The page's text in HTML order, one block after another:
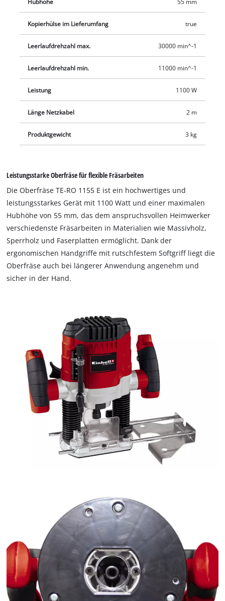
gehören ebenso ein Parallelanschlag, eine Zirkelspitze, eine
Kopierhülse und das passende Werkzeug für den
Fräserwechsel.
Hubhöhe 55 mm
Kopierhülse im Lieferumfang true
Leerlaufdrehzahl max. 30000 min^-1
Leerlaufdrehzahl min. 11000 min^-1
Leistung 1100 W
Länge Netzkabel 2 m
Produktgewicht 3 kg
Leistungsstarke Oberfräse für flexible Fräsarbeiten
Die Oberfräse TE-RO 1155 E ist ein hochwertiges und
leistungsstarkes Gerät mit 1100 Watt und einer maximalen
Hubhöhe von 55 mm, das dem anspruchsvollen Heimwerker
verschiedenste Fräsarbeiten in Materialien wie Massivholz,
Sperrholz und Faserplatten ermöglicht. Dank der
ergonomischen Handgriffe mit rutschfestem Softgriff liegt die
Oberfräse auch bei längerer Anwendung angenehm und
sicher in der Hand.